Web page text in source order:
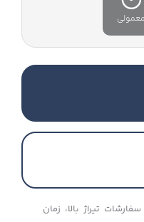
معمولی
تیراژ بالا، زمان